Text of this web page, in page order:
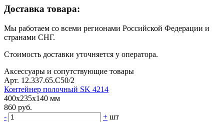
Доставка товара:
Мы работаем со всеми регионами Российской Федерации и
странами СНГ.
Стоимость доставки уточняется у оператора.
Аксессуары и сопутствующие товары
Арт. 12.337.65.С50/2
Контейнер полочный SK 4214
400x235x140 мм
860 руб.
-
+ шт